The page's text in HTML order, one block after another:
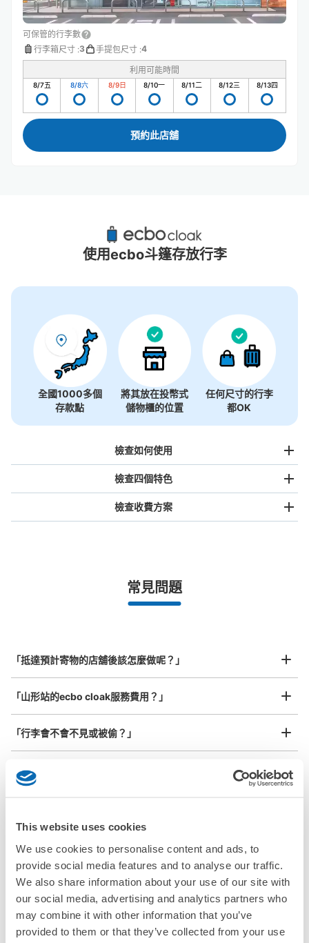
This website uses cookies
We use cookies to personalise content and ads, to
provide social media features and to analyse our traffic.
We also share information about your use of our site with
our social media, advertising and analytics partners who
may combine it with other information that you’ve
provided to them or that they’ve collected from your use
可保管的行李數
行李箱尺寸 :3 手提包尺寸 :4
利用可能時間
8/7五 8/8六 8/9日 8/10一 8/11二 8/12三 8/13四
預約此店舖
山形站附近推薦的寄物櫃
5個投幣式置物櫃
从奥羽本線 山形駅站步行分钟。
本日營業時間 :06:00 〜23:00
可保管的行李數
大的 12 ¥600 中等的 :24 /
¥400
付款方式
現金
查看此投幣式儲物櫃的位置
使用ecbo斗篷存放行李
全國1000多個
存款點
將其放在投幣式
儲物櫃的位置
任何尺寸的行李
都OK
檢查如何使用
事先用手機預約
指定的日期和時間
放下行李，愉快度過一整天！
檢查四個特色
全國有1,000家以上合作店鋪
我們與許多地點方便的車站內店舖以及24小時營業的店鋪合作。
任何尺寸的行李都OK
樂器、嬰兒車、腳踏車等，只要是1個人能搬運的行李尺寸就OK
檢查收費方案
最長邊未滿45cm的行李（小型背包、手提包、手提行李
¥800/日
常見問題
「抵達預計寄物的店舖後該怎麼做呢？」
「山形站的ecbo cloak服務費用？」
「行李會不會不見或被偷？」
「有無法接受寄存的物品嗎？」
「行李會保管在哪裡呢？」
「山形站有可以寄放嬰兒車、大型運動用品、樂器的地方
「山形站哪裡可以寄存行李？」